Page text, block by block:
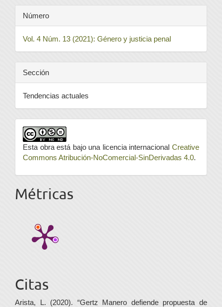
Número
Vol. 4 Núm. 13 (2021): Género y justicia penal
Sección
Tendencias actuales
Esta obra está bajo una licencia internacional Creative
Commons Atribución-NoComercial-SinDerivadas 4.0.
Métricas
Citas
Arista, L. (2020). “Gertz Manero defiende propuesta de